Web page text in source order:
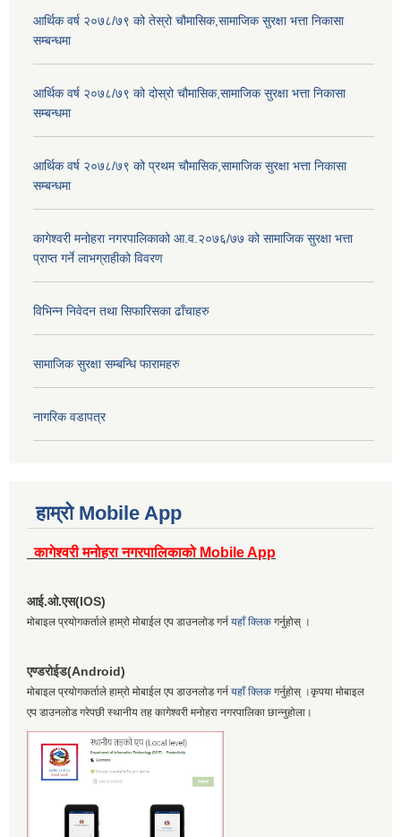
आर्थिक वर्ष २०७८/७९ को तेस्रो चौमासिक,सामाजिक सुरक्षा भत्ता निकासा
सम्बन्धमा
आर्थिक वर्ष २०७८/७९ को दोस्रो चौमासिक,सामाजिक सुरक्षा भत्ता निकासा
सम्बन्धमा
आर्थिक वर्ष २०७८/७९ को प्रथम चौमासिक,सामाजिक सुरक्षा भत्ता निकासा
सम्बन्धमा
कागेश्वरी मनोहरा नगरपालिकाको आ.व.२०७६/७७ को सामाजिक सुरक्षा भत्ता
प्राप्त गर्ने लाभग्राहीको विवरण
विभिन्न निवेदन तथा सिफारिसका ढाँचाहरु
सामाजिक सुरक्षा सम्बन्धि फारामहरु
नागरिक वडापत्र
हाम्रो Mobile App
कागेश्वरी मनोहरा नगरपालिकाको Mobile App
आई.ओ.एस(IOS)
मोबाइल प्रयोगकर्ताले हाम्रो मोबाईल एप डाउनलोड गर्न यहाँ क्लिक गर्नुहोस् ।
एण्डरोईड(Android)
मोबाइल प्रयोगकर्ताले हाम्रो मोबाईल एप डाउनलोड गर्न यहाँ क्लिक गर्नुहोस् ।कृपया मोबाइल
एप डाउनलोड गरेपछी स्थानीय तह कागेश्वरी मनोहरा नगरपालिका छान्नुहोला।